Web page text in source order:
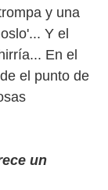
y una
Y el
En el
el punto de
un